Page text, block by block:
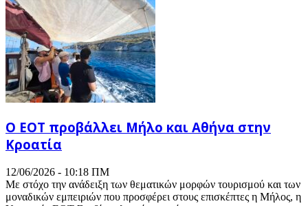
Ο ΕΟΤ προβάλλει Μήλο και Αθήνα στην
Κροατία
12/06/2026 - 10:18 ΠΜ
Με στόχο την ανάδειξη των θεματικών μορφών τουρισμού και των
μοναδικών εμπειριών που προσφέρει στους επισκέπτες η Μήλος, η